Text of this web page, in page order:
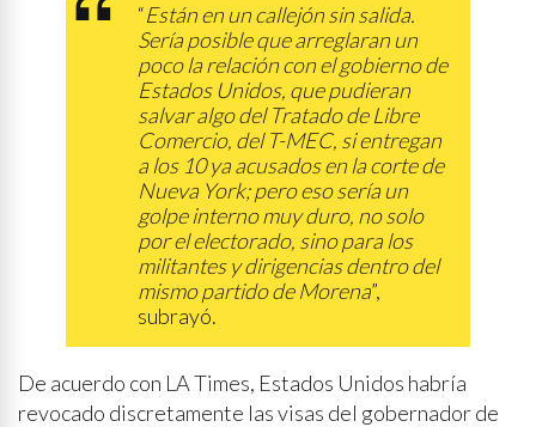
“Están en un callejón sin salida.
Sería posible que arreglaran un
poco la relación con el gobierno de
Estados Unidos, que pudieran
salvar algo del Tratado de Libre
Comercio, del T-MEC, si entregan
a los 10 ya acusados en la corte de
Nueva York; pero eso sería un
golpe interno muy duro, no solo
por el electorado, sino para los
militantes y dirigencias dentro del
mismo partido de Morena”,
subrayó.
De acuerdo con LA Times, Estados Unidos habría
revocado discretamente las visas del gobernador de